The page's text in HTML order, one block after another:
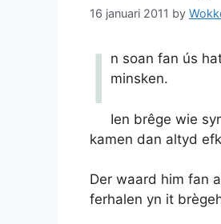
16 januari 2011 by
I n soan fan ús
minsken.
Ien brêge wie
kamen dan altyd
Der waard him fan
ferhalen yn it